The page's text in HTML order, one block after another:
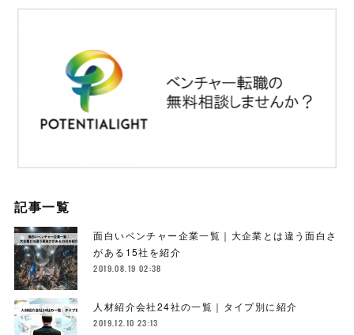
記事一覧
面白いベンチャー企業一覧｜大企業とは違う面白さ
がある15社を紹介
2019.08.19 02:38
人材紹介会社24社の一覧｜タイプ別に紹介
2019.12.10 23:13